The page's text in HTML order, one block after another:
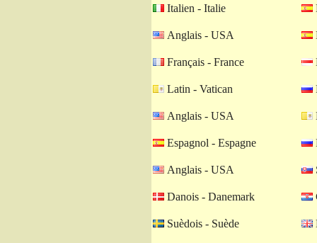
Italien - Italie
Anglais - USA
Français - France
Latin - Vatican
Anglais - USA
Espagnol - Espagne
Anglais - USA
Danois - Danemark
Suèdois - Suède